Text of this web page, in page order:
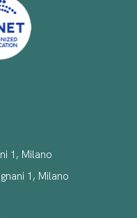
1, Milano
1, Milano